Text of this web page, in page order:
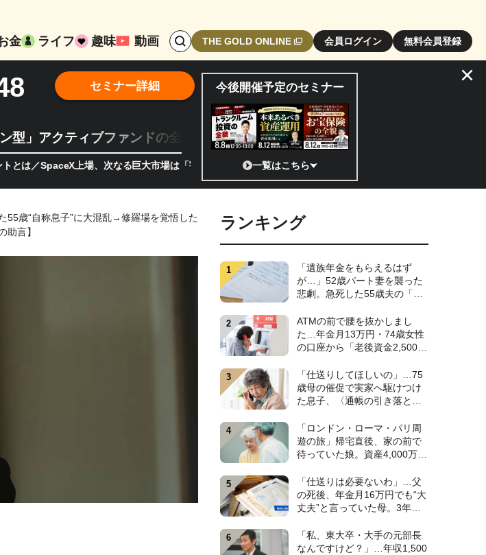
金 ライフ 趣味 動画
検
索
エ
閉
ボ
タ
ン
THE GOLD ONLINE 会員ログイン 無料会員登録
」アクティブファンドの全貌
上場、次なる巨大市場は「宇宙!?」 日本の宇宙ベンチャーのココがスゴイ！／補助金から実需へ、知られ
セミナー詳細 今後開催予定のセミナー
一覧はこちら
×
歳“自称息子”に大混乱→修羅場を覚悟した
助言】
ランキング
「遺族年金をもらえるはず
が…」52歳パート妻を襲った
悲劇。急死した55歳夫の「書
みに出た〈衝撃の秘密〉
【CFPが解説】
ATMの前で腰を抜かしまし
た…年金月13万円・74歳女性
の口座から「老後資金2,500万
ケは昼下がりの〈1本の電話〉
【弁護士が警鐘】
「仕送りしてほしいの」…75
歳母の催促で実家へ駆けつけ
た息子、〈通帳の引き落とし
を食いつぶした“まさかの正
体”【CFPの助言】
「ロンドン・ローマ・パリ周
遊の旅」帰宅直後、家の前で
待っていた娘。資産4,000万
後を崩壊させた〈衝撃のカミ
ングアウト〉【CFPの助言】
「仕送りは必要ないわ」…父
の死後、年金月16万円でも“大
丈夫”と言っていた母。3年
ない封筒〉に息子が“思わず叫
んだ”ワケ【FPが解説】
「私、東大卒・大手の元部長
なんですけど？」…年収1,500